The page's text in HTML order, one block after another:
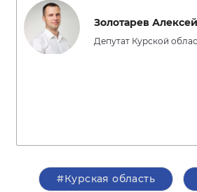
Золотарев
Депутат Курской
#Курская область